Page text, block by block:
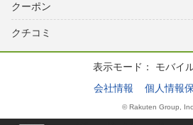
クーポン
クチコミ
表示モード： モバイ
会社情報
個人情報
© Rakuten Group, Inc.